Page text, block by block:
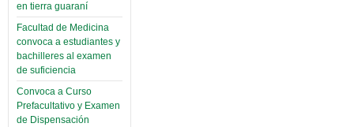
en tierra guaraní
Facultad de Medicina
convoca a estudiantes y
bachilleres al examen
de suficiencia
Convoca a Curso
Prefacultativo y Examen
de Dispensación